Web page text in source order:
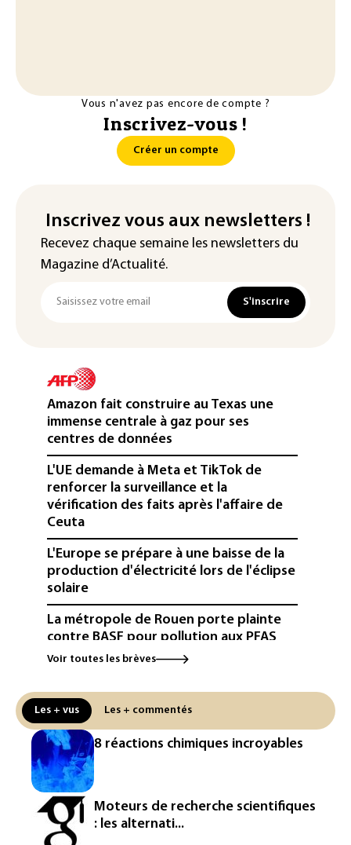
Vous n'avez pas encore de compte ?
Inscrivez-vous !
Créer un compte
Inscrivez vous aux newsletters !
Recevez chaque semaine les newsletters du
Magazine d’Actualité.
S'inscrire
Amazon fait construire au Texas une
immense centrale à gaz pour ses
centres de données
L'UE demande à Meta et TikTok de
renforcer la surveillance et la
vérification des faits après l'affaire de
Ceuta
L'Europe se prépare à une baisse de la
production d'électricité lors de l'éclipse
solaire
La métropole de Rouen porte plainte
contre BASF pour pollution aux PFAS
Canicule: à l'arrêt depuis fin juillet, la
réseau
Véhicules de livraison autonomes: la
France ouvre la voie à leur
homologation
Iris³: Eutelsat investira 3,4 milliards
d'euros dans la future constellation
européenne
Voir toutes les brèves
Les + vus Les + commentés
8 réactions chimiques incroyables
Moteurs de recherche scientifiques
: les alternati...